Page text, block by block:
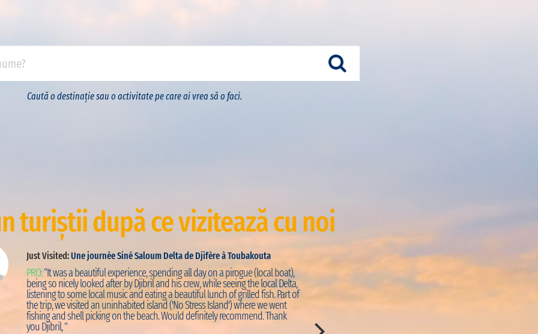
Caută o destinație sau o activitate pe care ai vrea să o faci.
turiștii după ce vizitează cu noi
Just Visited:Une journée Siné Saloum Delta de Djifère à Toubakouta
PRO:“It was a beautiful experience, spending all day on a pirogue (local boat),
being so nicely looked after by Djibril and his crew, while seeing the local Delta,
listening to some local music and eating a beautiful lunch of grilled fish. Part of
the trip, we visited an uninhabited island ('No Stress Island') where we went
fishing and shell picking on the beach. Would definitely recommend. Thank
you Djibril, ”
Just Visited:Trekking + Pirogue
PRO:
découvrir la façade atlantique de la région. La vue
coquillages sur la réserve de Palmarin est